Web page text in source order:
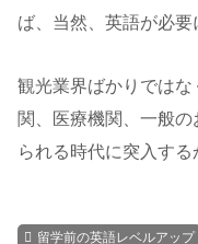
ば、当然、英語が必要
観光業界ばかりでは
関、医療機関、一般
られる時代に突入する
留学前の英語レベルアップ